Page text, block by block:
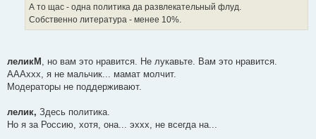
А то щас - одна политика да развлекательный флуд.
Собственно литература - менее 10%.
леликМ , но вам это нравится. Не лукавьте. Вам это нравится.
АААххх, я не мальчик... мамат молчит.
Модераторы не поддерживают.
лелик, Здесь политика.
Но я за Россию, хотя, она... эххх, не всегда на...